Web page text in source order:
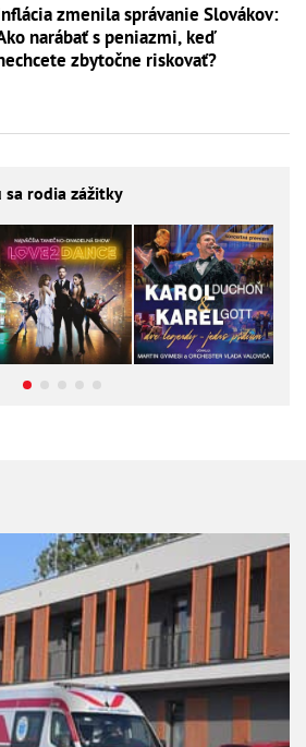
zmenila správanie Slovákov:
narábať s peniazmi, keď
zbytočne riskovať?
sa rodia zážitky